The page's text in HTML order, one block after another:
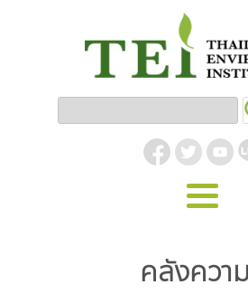
รู้จัก ม.ส.ท.
คลังควา